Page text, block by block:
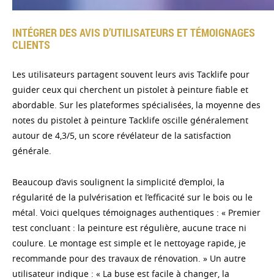
INTÉGRER DES AVIS D’UTILISATEURS ET TÉMOIGNAGES
CLIENTS
Les utilisateurs partagent souvent leurs avis Tacklife pour
guider ceux qui cherchent un pistolet à peinture fiable et
abordable. Sur les plateformes spécialisées, la moyenne des
notes du pistolet à peinture Tacklife oscille généralement
autour de 4,3/5, un score révélateur de la satisfaction
générale.
Beaucoup d’avis soulignent la simplicité d’emploi, la
régularité de la pulvérisation et l’efficacité sur le bois ou le
métal. Voici quelques témoignages authentiques : « Premier
test concluant : la peinture est régulière, aucune trace ni
coulure. Le montage est simple et le nettoyage rapide, je
recommande pour des travaux de rénovation. » Un autre
utilisateur indique : « La buse est facile à changer, la